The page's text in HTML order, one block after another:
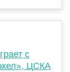
с
ЦСКА